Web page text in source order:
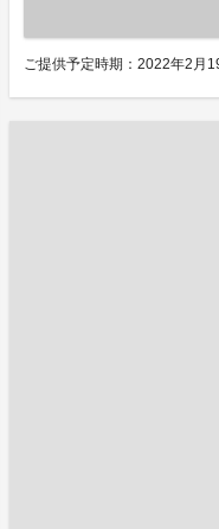
ご提供予定時期：2022年2月